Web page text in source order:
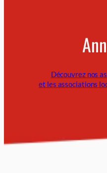
Découvrez nos
et les associations